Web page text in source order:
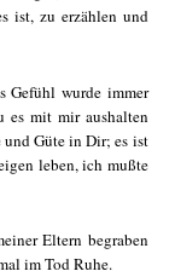
ist, zu erzählen und
Gefühl wurde immer
es mit mir aushalten
Güte in Dir; es ist
leben, ich mußte
Eltern begraben
im Tod Ruhe.